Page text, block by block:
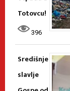
Totovcu!
396
Središnje
slavlje